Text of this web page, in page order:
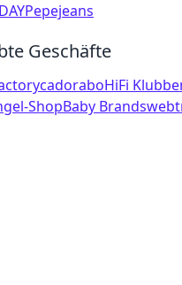
Pepejeans
Geschäfte
cadoraboHiFi
ShopBaby Brands